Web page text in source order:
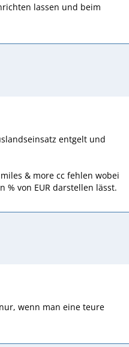
lassen und beim
entgelt und
& more cc fehlen wobei
von EUR darstellen lässt.
wenn man eine teure